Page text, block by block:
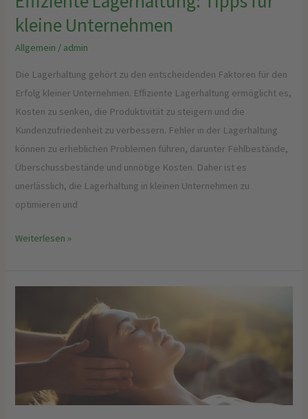
kleine Unternehmen
Allgemein / admin
Die Lagerhaltung gehört zu den entscheidenden Faktoren für den
Erfolg kleiner Unternehmen. Effiziente Lagerhaltung ermöglicht es,
Kosten zu senken, die Produktivität zu steigern und die
Kundenzufriedenheit zu verbessern. Fehler in der Lagerhaltung
können zu erheblichen Problemen führen, darunter Fehlbestände,
Überschussbestände und unnötige Kosten. Daher ist es
unerlässlich, die Lagerhaltung in kleinen Unternehmen zu
optimieren und
Weiterlesen »
Haut:
und